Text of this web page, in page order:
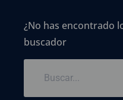
¿No has encontrado
buscador